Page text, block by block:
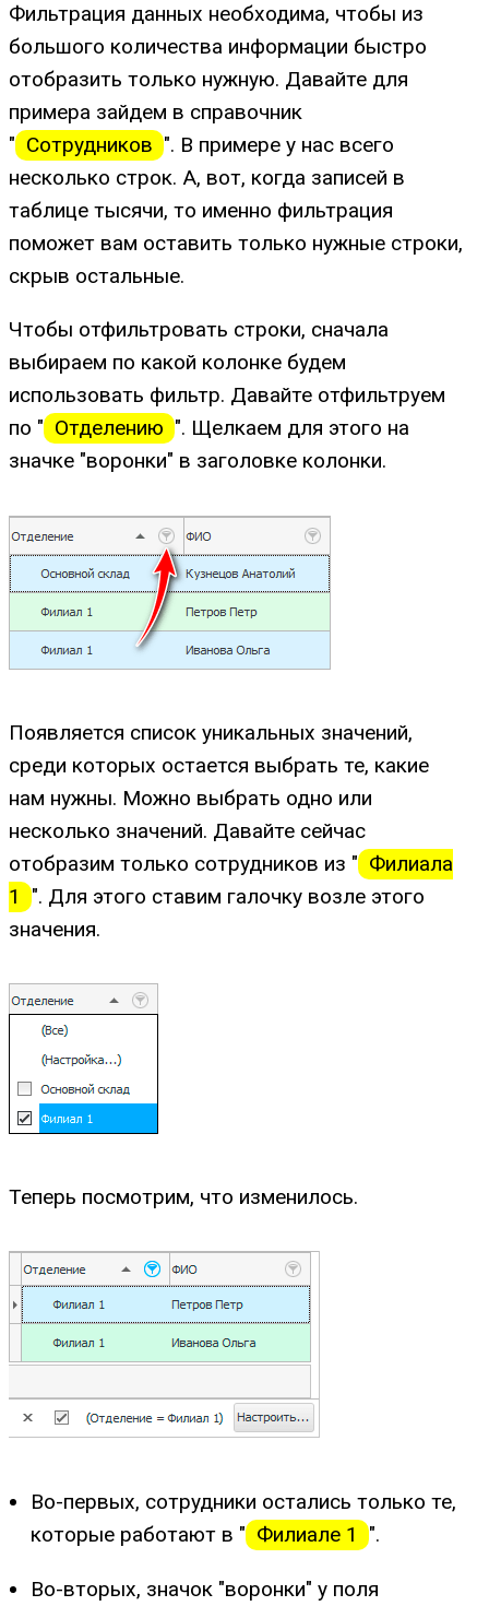
Фильтрация данных необходима, чтобы из
большого количества информации быстро
отобразить только нужную. Давайте для
примера зайдем в справочник
" Сотрудников ". В примере у нас всего
несколько строк. А, вот, когда записей в
таблице тысячи, то именно фильтрация
поможет вам оставить только нужные строки,
скрыв остальные.
Чтобы отфильтровать строки, сначала
выбираем по какой колонке будем
использовать фильтр. Давайте отфильтруем
по " Отделению ". Щелкаем для этого на
значке "воронки" в заголовке колонки.
Появляется список уникальных значений,
среди которых остается выбрать те, какие
нам нужны. Можно выбрать одно или
несколько значений. Давайте сейчас
отобразим только сотрудников из " Филиала
1
". Для этого ставим галочку возле этого
значения.
Теперь посмотрим, что изменилось.
Во-первых, сотрудники остались только те,
которые работают в " Филиале 1 ".
Во-вторых, значок "воронки" у поля